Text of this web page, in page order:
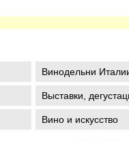
Винодельни
Выставки,
Вино и искусство